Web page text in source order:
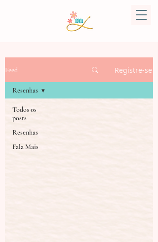
Feed Registre-se
Todos os
posts
Resenhas
Fala Mais
Resenhas